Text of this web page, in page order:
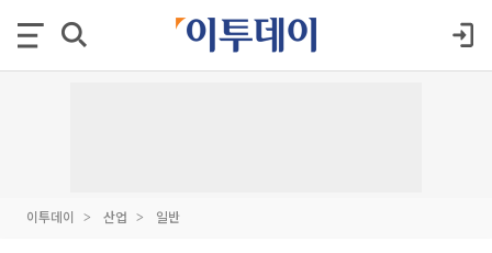
이투데이 산업 일반